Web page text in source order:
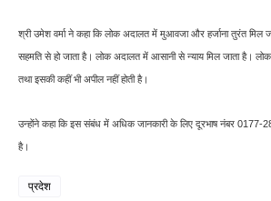
श्री उमेश वर्मा ने कहा कि लोक अदालत में मुआवजा और हर्जाना तुरंत मिल
सहमति से हो जाता है। लोक अदालत में आसानी से न्याय मिल जाता है।
तथा इसकी कहीं भी अपील नहीं होती है।
उन्होंने कहा कि इस संबंध में अधिक जानकारी के लिए दूरभाष नंबर 0177-
है।
प्रदेश